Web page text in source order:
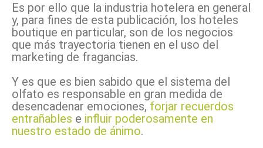
Es por ello que la industria hotelera en general
y, para fines de esta publicación, los hoteles
boutique en particular, son de los negocios
que más trayectoria tienen en el uso del
marketing de fragancias.
Y es que es bien sabido que el sistema del
olfato es responsable en gran medida de
desencadenar emociones, forjar recuerdos
entrañables e influir poderosamente en
nuestro estado de ánimo.